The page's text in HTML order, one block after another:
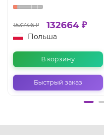
153746 ₽ 132664 ₽
Польша
В корзину
Быстрый заказ